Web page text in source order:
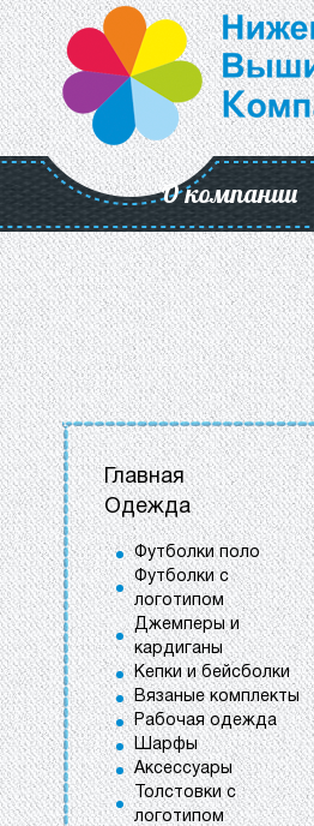
О компании
Главная
Одежда
Футболки поло
Футболки с
логотипом
Джемперы и
кардиганы
Кепки и бейсболки
Вязаные комплекты
Рабочая одежда
Шарфы
Аксессуары
Толстовки с
логотипом